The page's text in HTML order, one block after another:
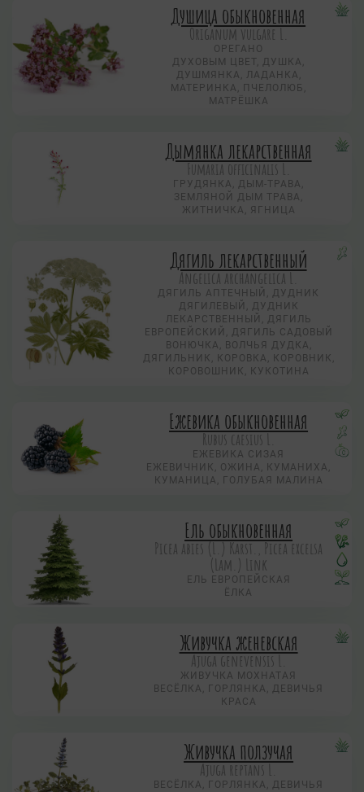
Душица обыкновенная
Origanum vulgare L.
ОРЕГАНО
ДУХОВЫМ ЦВЕТ, ДУШКА,
ДУШМЯНКА, ЛАДАНКА,
МАТЕРИНКА, ПЧЕЛОЛЮБ,
МАТРЁШКА
Дымянка лекарственная
Fumaria officinalis L.
ГРУДЯНКА, ДЫМ-ТРАВА,
ЗЕМЛЯНОЙ ДЫМ ТРАВА,
ЖИТНИЧКА, ЯГНИЦА
Дягиль лекарственный
Angelica archangelica L.
ДЯГИЛЬ АПТЕЧНЫЙ, ДУДНИК
ДЯГИЛЕВЫЙ, ДУДНИК
ЛЕКАРСТВЕННЫЙ, ДЯГИЛЬ
ЕВРОПЕЙСКИЙ, ДЯГИЛЬ САДОВЫЙ
ВОНЮЧКА, ВОЛЧЬЯ ДУДКА,
ДЯГИЛЬНИК, КОРОВКА, КОРОВНИК,
КОРОВОШНИК, КУКОТИНА
Ежевика обыкновенная
Rubus caesius L.
ЕЖЕВИКА СИЗАЯ
ЕЖЕВИЧНИК, ОЖИНА, КУМАНИХА,
КУМАНИЦА, ГОЛУБАЯ МАЛИНА
Ель обыкновенная
Picea abies (L.) Karst., Picea excelsa
(Lam.) Link
ЕЛЬ ЕВРОПЕЙСКАЯ
ЁЛКА
Живучка женевская
Ajuga genevensis L.
ЖИВУЧКА МОХНАТАЯ
ВЕСЁЛКА, ГОРЛЯНКА, ДЕВИЧЬЯ
КРАСА
Живучка ползучая
Аjuga reptans L.
ВЕСЁЛКА, ГОРЛЯНКА, ДЕВИЧЬЯ